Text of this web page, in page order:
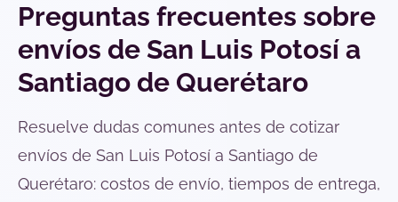
Preguntas frecuentes sobre
envíos de San Luis Potosí a
Santiago de Querétaro
Resuelve dudas comunes antes de cotizar
envíos de San Luis Potosí a Santiago de
Querétaro: costos de envío, tiempos de entrega,